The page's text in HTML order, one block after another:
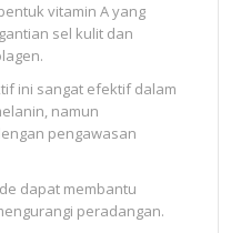
vitamin A yang
sel kulit dan
ini sangat efektif dalam
namun
pengawasan
dapat membantu
peradangan.